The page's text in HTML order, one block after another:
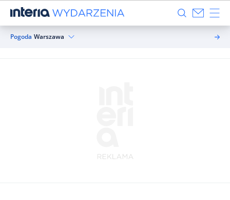
Pogoda Warszawa